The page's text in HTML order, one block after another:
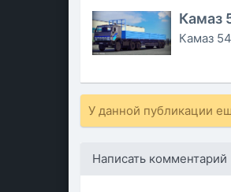
Камаз
Камаз
У данной публикации
Написать комментарий